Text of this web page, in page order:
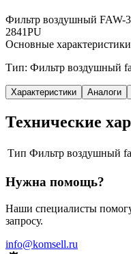
Фильтр воздушный FAW-
2841PU
Основные характеристики
Тип: Фильтр воздушный
Характеристики Аналоги
Технические
Тип Фильтр воздушный
Нужна помощь?
Наши специалисты
запросу.
info@komsell.ru